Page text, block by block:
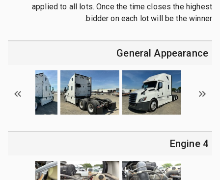
applied to all lots. Once the time closes the highest
bidder on each lot will be the winner.
General Appearance
4 Engine